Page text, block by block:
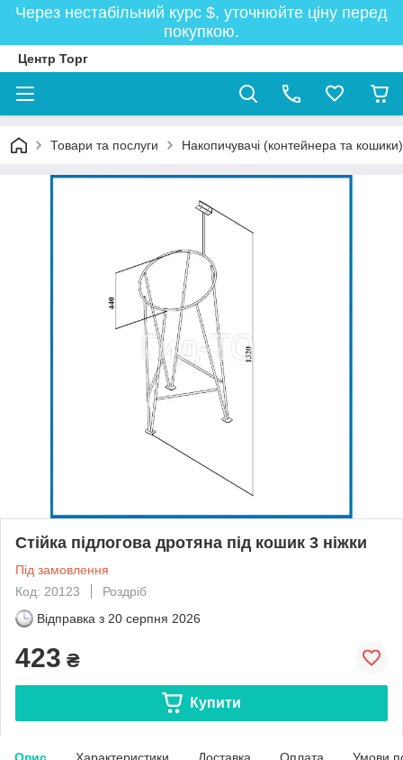
Через нестабільний курс $, уточнюйте ціну перед
покупкою.
Центр Торг
Товари та послуги Накопичувачі (контейнера та кошики)
Стійка підлогова дротяна під кошик 3 ніжки
Під замовлення
Код: 20123
Роздріб
Відправка з 20 серпня 2026
423 ₴
Купити
Опис Характеристики Доставка Оплата Умови